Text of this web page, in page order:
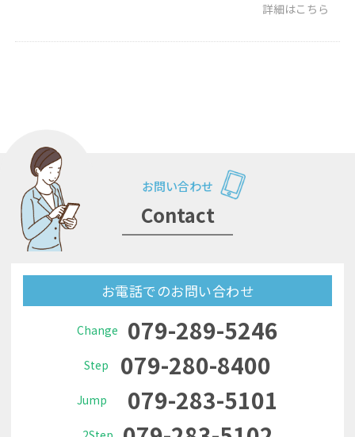
詳細はこちら
お問い合わせ
Contact
お電話でのお問い合わせ
Change 079-289-5246
Step 079-280-8400
Jump 079-283-5101